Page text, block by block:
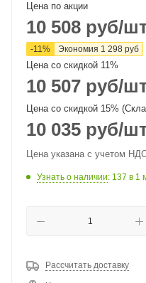
Цена по акции
10 508 руб/
-11% Экономия 1 298 руб
Цена со скидкой 11%
10 507 руб/
Цена со скидкой 15%
10 035 руб/
Цена указана с учетом
Узнать о наличии: 137 в 1
Рассчитать доставку